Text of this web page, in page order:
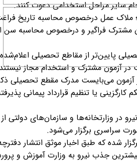
سایر مراحل استخدامی دعوت کنند.
ملاک عمل درخصوص محاسبه تاریخ
مشترک فراگیر و درخصوص محاسبه سن
پایین‌تر از مقاطع تحصیلی
آزمون مشترک و استخدام مجاز
می‌بایست مدرک مقطع تحصیلی
یا تنظیم قرارداد پیمانی
سراسری برگزار می‌شود.
شده که طبق اخبار موثق انتشار